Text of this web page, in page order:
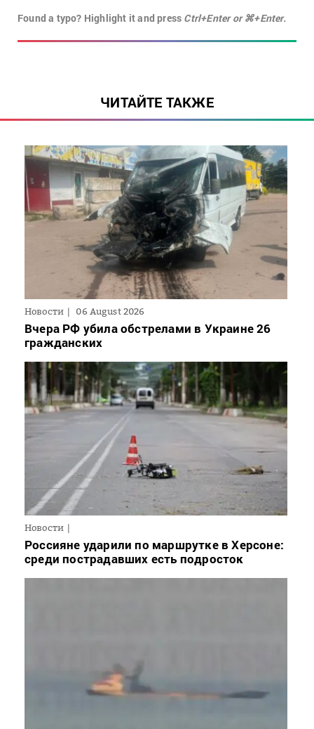
Found a typo? Highlight it and press Ctrl+Enter or ⌘+Enter.
ЧИТАЙТЕ ТАКЖЕ
Новости 06 August 2026
Вчера РФ убила обстрелами в Украине 26
гражданских
Новости
Россияне ударили по маршрутке в Херсоне:
среди пострадавших есть подросток